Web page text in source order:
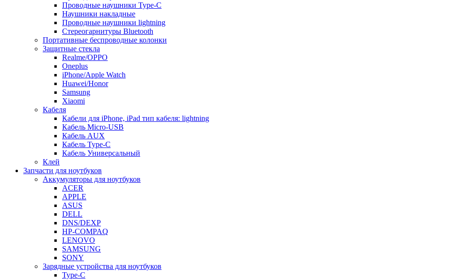
Проводные наушники Type-C
Наушники накладные
Проводные наушники lightning
Стереогарнитуры Bluetooth
Портативные беспроводные колонки
Защитные стекла
Realme/OPPO
Oneplus
iPhone/Apple Watch
Huawei/Honor
Samsung
Xiaomi
Кабеля
Кабели для iPhone, iPad тип кабеля: lightning
Кабель Micro-USB
Кабель AUX
Кабель Type-C
Кабель Универсальный
Клей
Запчасти для ноутбуков
Аккумуляторы для ноутбуков
ACER
APPLE
ASUS
DELL
DNS/DEXP
HP-COMPAQ
LENOVO
SAMSUNG
SONY
Зарядные устройства для ноутбуков
Type-C